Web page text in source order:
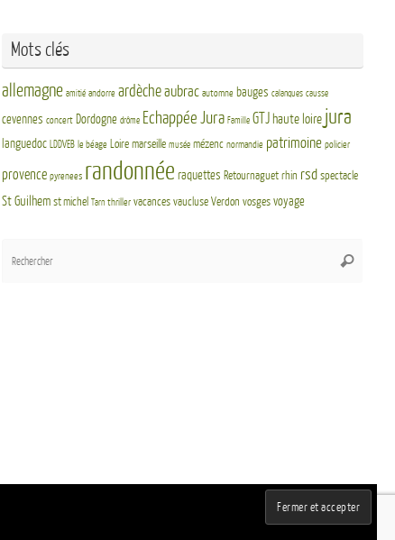
Mots clés
allemagne amitié andorre ardècheaubrac automne bauges calanques causse
cevennes concert Dordogne drôme Echappée Jura Famille GTJ haute loire jura
languedoc LDDVEB le béage Loire marseille musée mézenc normandie patrimoine policier
provence pyrenees randonnée raquettes Retournaguet rhin rsd spectacle
St Guilhem st michel Tarn thriller vacances vaucluse Verdon vosges voyage
Tempera &WordPress.